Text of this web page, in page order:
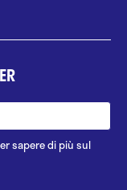
sapere di più sul